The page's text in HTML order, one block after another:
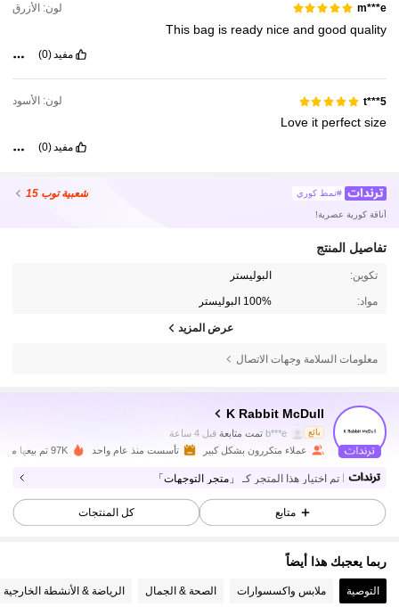
m***e لون: الأزرق
This bag is ready nice and good quality
مفيد(0)
t***5 لون: الأسود
Love it perfect size
مفيد(0)
#نمط كوري شعبيةتوب 15
أناقة كورية عصرية!
تفاصيل المنتج
تكوين: البوليستر
مواد: 100% البوليستر
عرض المزيد
معلومات السلامة وجهات الاتصال
K Rabbit McDull
بائع b***e تمت متابعة قبل 4 ساعة
4.83
عملاء متكررون بشكل كبير تأسست منذ عام واحد 97K تم بيعها مؤخرًا
تم اختيار هذا المتجر كـ 「متجر التوجهات」
متابع كل المنتجات
ربما يعجبك هذا أيضاً
التوصية ملابس واكسسوارات الصحة & الجمال الرياضة & الأنشطة الخارجية